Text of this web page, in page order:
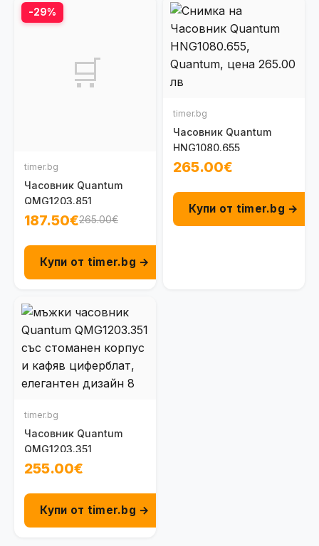
-29%
🛒
timer.bg
Часовник Quantum
QMG1203.851
187.50€265.00€
Купи от timer.bg →
timer.bg
Часовник Quantum
HNG1080.655
265.00€
Купи от timer.bg →
timer.bg
Часовник Quantum
QMG1203.351
255.00€
Купи от timer.bg →